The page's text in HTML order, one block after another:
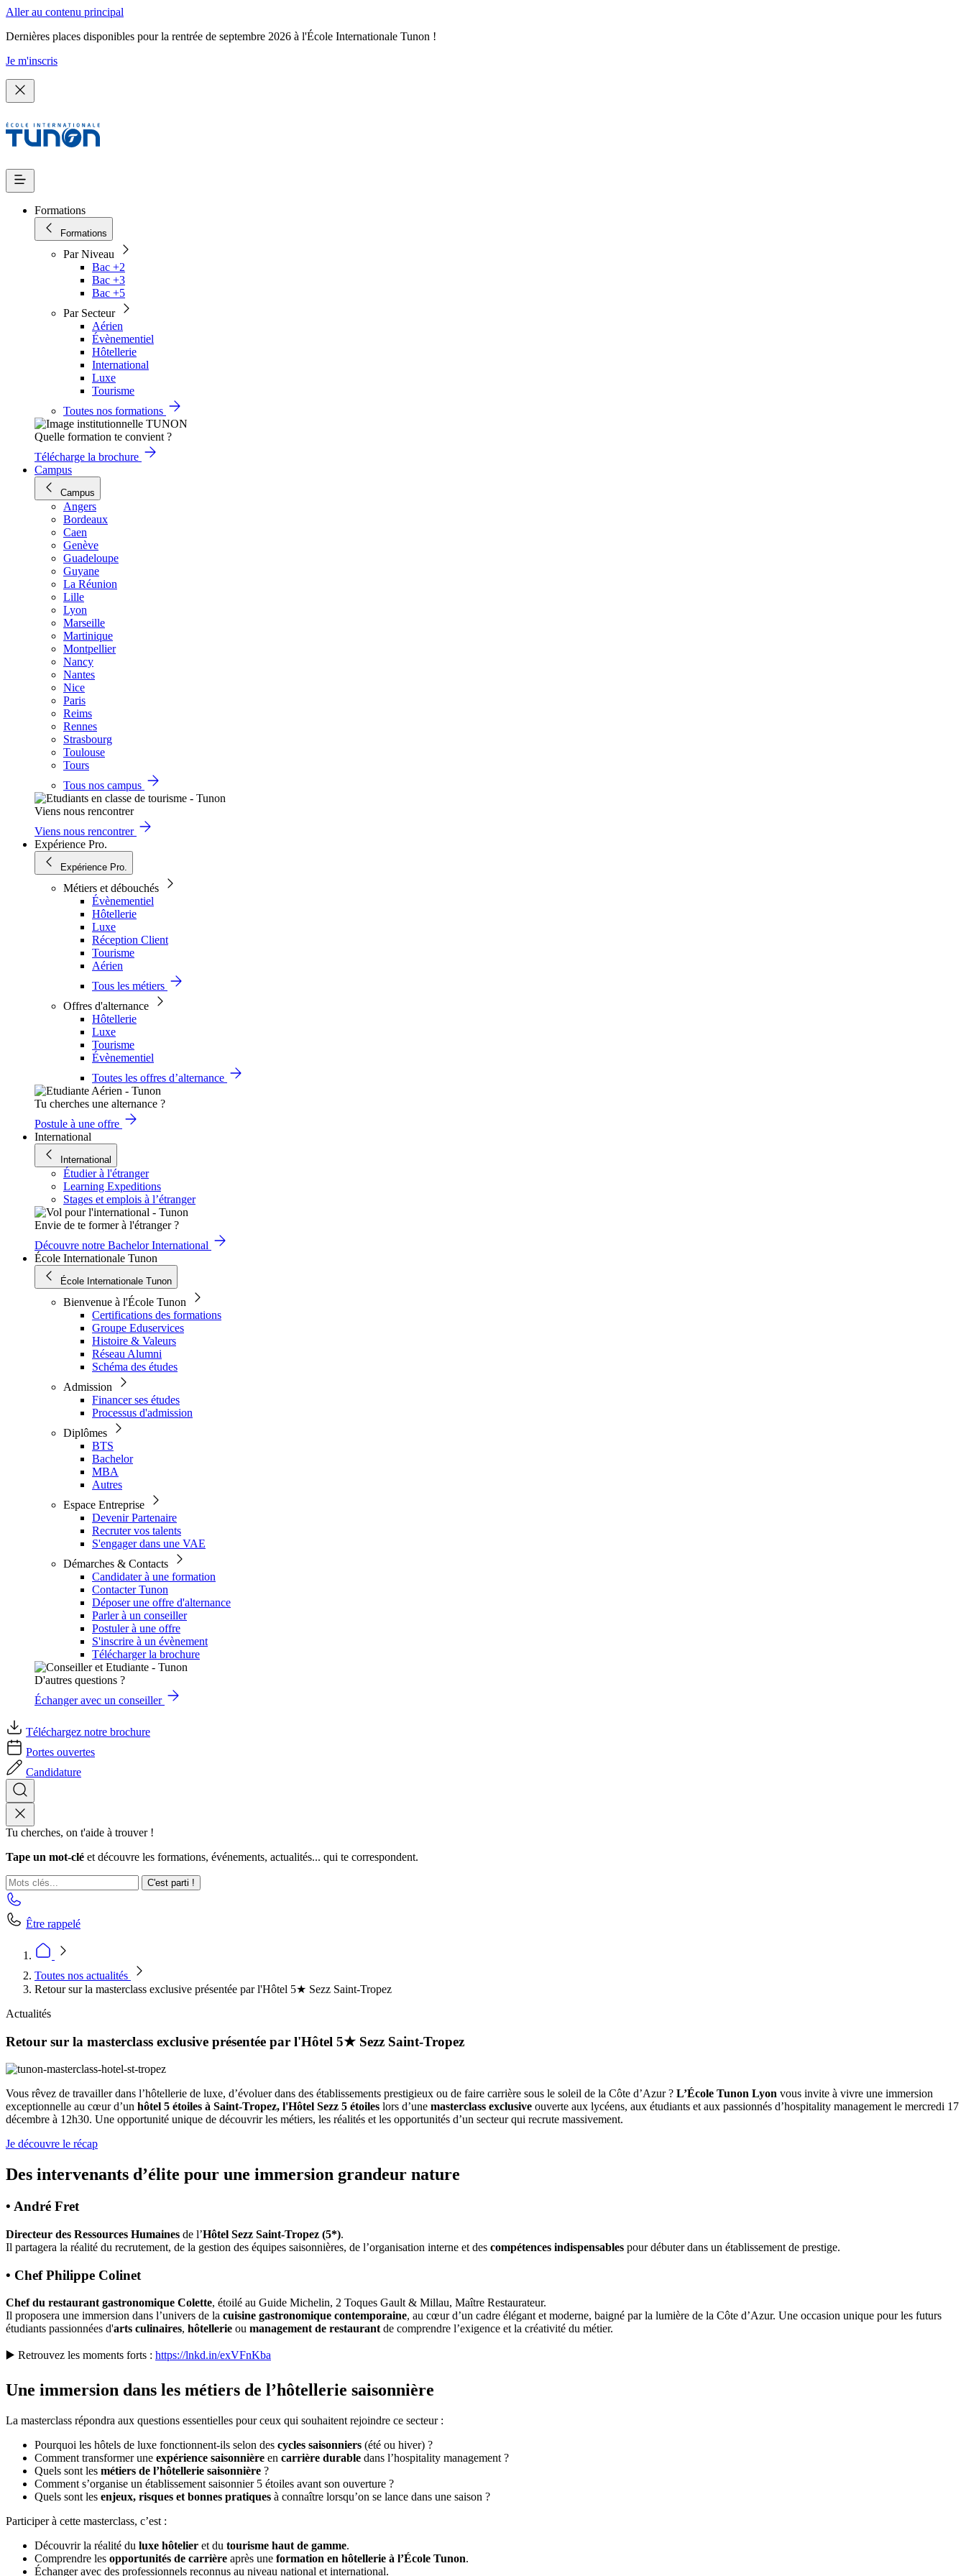
Aller au contenu principal
Dernières places disponibles pour la rentrée de septembre 2026 à l'École Internationale Tunon !
Je m'inscris
Formations
Formations
Par Niveau
Bac +2
Bac +3
Bac +5
Par Secteur
Aérien
Évènementiel
Hôtellerie
International
Luxe
Tourisme
Toutes nos formations
Quelle formation te convient ?
Télécharge la brochure
Campus
Campus
Angers
Bordeaux
Caen
Genève
Guadeloupe
Guyane
La Réunion
Lille
Lyon
Marseille
Martinique
Montpellier
Nancy
Nantes
Nice
Paris
Reims
Rennes
Strasbourg
Toulouse
Tours
Tous nos campus
Viens nous rencontrer
Viens nous rencontrer
Expérience Pro.
Expérience Pro.
Métiers et débouchés
Évènementiel
Hôtellerie
Luxe
Réception Client
Tourisme
Aérien
Tous les métiers
Offres d'alternance
Hôtellerie
Luxe
Tourisme
Évènementiel
Toutes les offres d’alternance
Tu cherches une alternance ?
Postule à une offre
International
International
Étudier à l'étranger
Learning Expeditions
Stages et emplois à l’étranger
Envie de te former à l'étranger ?
Découvre notre Bachelor International
École Internationale Tunon
École Internationale Tunon
Bienvenue à l'École Tunon
Certifications des formations
Groupe Eduservices
Histoire & Valeurs
Réseau Alumni
Schéma des études
Admission
Financer ses études
Processus d'admission
Diplômes
BTS
Bachelor
MBA
Autres
Espace Entreprise
Devenir Partenaire
Recruter vos talents
S'engager dans une VAE
Démarches & Contacts
Candidater à une formation
Contacter Tunon
Déposer une offre d'alternance
Parler à un conseiller
Postuler à une offre
S'inscrire à un évènement
Télécharger la brochure
D'autres questions ?
Échanger avec un conseiller
Téléchargez notre brochure
Portes ouvertes
Candidature
Tu cherches, on t'aide à trouver !
Tape un mot-clé et découvre les formations, événements, actualités... qui te correspondent.
C'est parti !
Être rappelé
Toutes nos actualités
Retour sur la masterclass exclusive présentée par l'Hôtel 5★ Sezz Saint-Tropez
Actualités
Retour sur la masterclass exclusive présentée par l'Hôtel 5★ Sezz Saint-Tropez
Vous rêvez de travailler dans l’hôtellerie de luxe, d’évoluer dans des établissements prestigieux ou de faire carrière sous le soleil de la Côte d’Azur ? L’École Tunon Lyon vous invite à vivre une immersion
exceptionnelle au cœur d’un hôtel 5 étoiles à Saint-Tropez, l'Hôtel Sezz 5 étoiles lors d’une masterclass exclusive ouverte aux lycéens, aux étudiants et aux passionnés d’hospitality management le mercredi 17
décembre à 12h30. Une opportunité unique de découvrir les métiers, les réalités et les opportunités d’un secteur qui recrute massivement.
Je découvre le récap
Des intervenants d’élite pour une immersion grandeur nature
• André Fret
Directeur des Ressources Humaines de l’Hôtel Sezz Saint-Tropez (5*).
Il partagera la réalité du recrutement, de la gestion des équipes saisonnières, de l’organisation interne et des compétences indispensables pour débuter dans un établissement de prestige.
• Chef Philippe Colinet
Chef du restaurant gastronomique Colette, étoilé au Guide Michelin, 2 Toques Gault & Millau, Maître Restaurateur.
Il proposera une immersion dans l’univers de la cuisine gastronomique contemporaine, au cœur d’un cadre élégant et moderne, baigné par la lumière de la Côte d’Azur. Une occasion unique pour les futurs
étudiants passionnées d'arts culinaires, hôtellerie ou management de restaurantde comprendre l’exigence et la créativité du métier.
▶️ Retrouvez les moments forts : https://lnkd.in/exVFnKba
Une immersion dans les métiers de l’hôtellerie saisonnière
La masterclass répondra aux questions essentielles pour ceux qui souhaitent rejoindre ce secteur :
Pourquoi les hôtels de luxe fonctionnent-ils selon des cycles saisonniers (été ou hiver) ?
Comment transformer une expérience saisonnière en carrière durable dans l’hospitality management ?
Quels sont les métiers de l’hôtellerie saisonnière ?
Comment s’organise un établissement saisonnier 5 étoiles avant son ouverture ?
Quels sont les enjeux, risques et bonnes pratiques à connaître lorsqu’on se lance dans une saison ?
Participer à cette masterclass, c’est :
Découvrir la réalité du luxe hôtelier et du tourisme haut de gamme.
Comprendre les opportunités de carrière après une formation en hôtellerie à l’École Tunon.
Échanger avec des professionnels reconnus au niveau national et international.